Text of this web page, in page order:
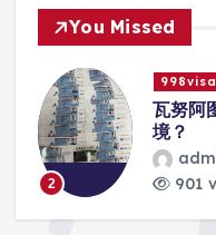
You Missed
3
998visa
瓦努阿
学校的
816